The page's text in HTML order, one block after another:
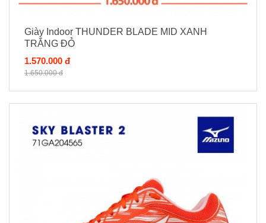
Giày Indoor THUNDER BLADE MID XANH
TRẮNG ĐỎ
1.570.000 đ
1.650.000 đ